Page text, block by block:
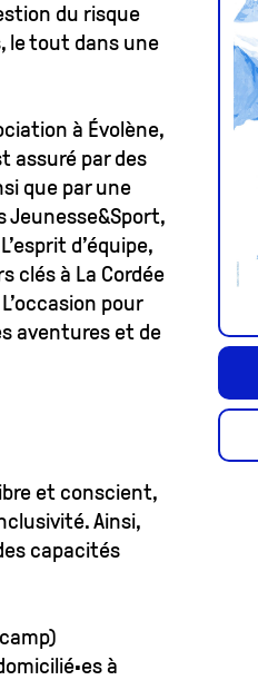
du risque
le tout dans une
à Évolène,
assuré par des
que par une
Jeunesse&Sport,
d’équipe,
clés à La Cordée
pour
aventures et de
et conscient,
Ainsi,
capacités
à